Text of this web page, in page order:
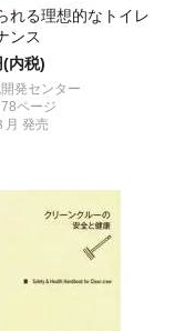
れる理想的なトイレ
ンス
内税)
発センター
ページ
月 発売